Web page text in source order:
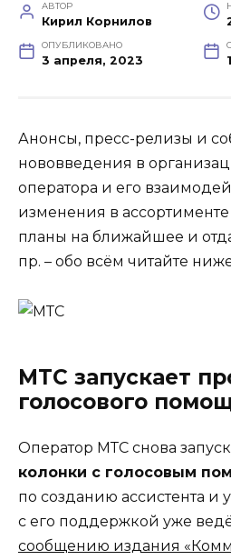
АВТОР
Кирил Корнилов
ОПУБЛИКОВАНО
3 апреля, 2023
Анонсы, пресс-релизы и
нововведения в
оператора и его
изменения в ассортименте
планы на ближайшее и
пр. – обо всём читайте
МТС запускает
голосового
Оператор МТС снова
колонки с голосовым
по созданию ассистента и
с его поддержкой уже
сообщению издания